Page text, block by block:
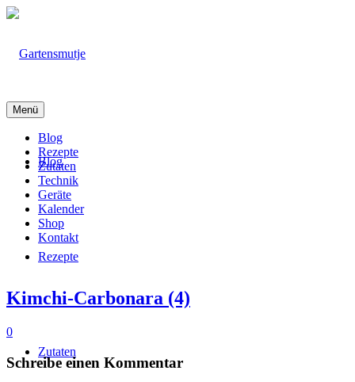
Blog
Rezepte
Zutaten
Menü
Blog
Rezepte
Zutaten
Technik
Geräte
Kalender
Shop
Kontakt
Kimchi-Carbonara (4)
0
Schreibe einen Kommentar